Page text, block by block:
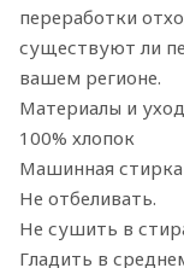
переработки
существуют ли
вашем регионе.
Материалы и
100% хлопок
Машинная стирка
Не отбеливать.
Не сушить в
Гладить в